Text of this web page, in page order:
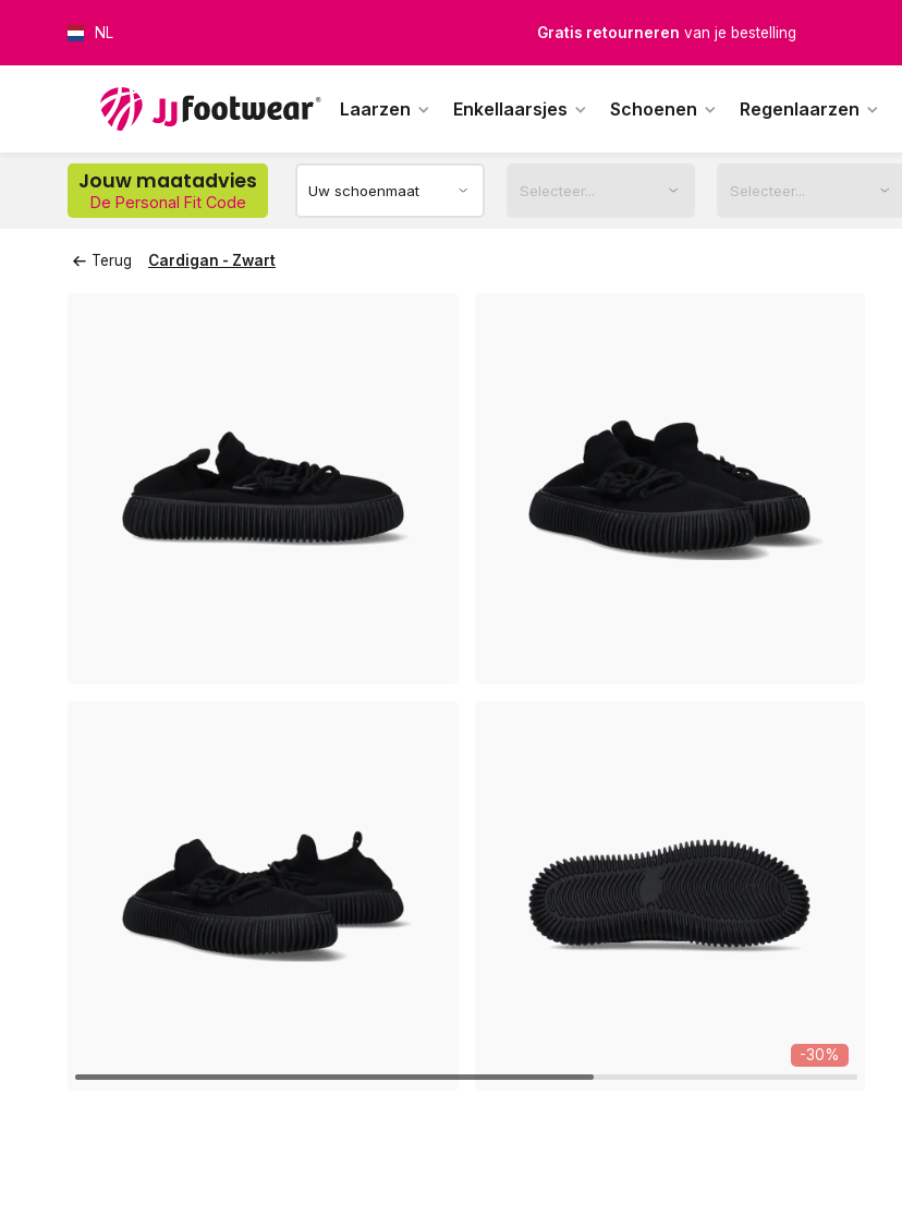
NL Gratis verzendingvanaf € 100,-
Op werkdagen voor 12.00u besteld,
Laarzen Enkellaarsjes Schoenen Regenlaarzen
Jouw maatadvies
De Personal Fit Code
Terug Cardigan - Zwart
-30%